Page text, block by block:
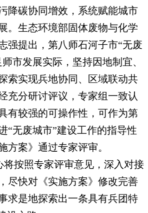
降碳协同增效，系统赋能城市
。生态环境部固体废物与化学
强提出，第八师石河子市“无废
市发展实际，坚持因地制宜、
索实现兵地协同、区域联动共
充分研讨评议，专家组一致认
有较强的可操作性，可作为第
“无废城市”建设工作的指导性
方案》通过专家评审。
将按照专家评审意见，深入对接
尽快对《实施方案》修改完善
求是地探索出一条具有兵团特